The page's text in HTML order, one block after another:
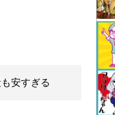
安すぎる